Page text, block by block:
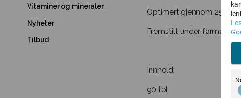
Vitaminer og mineraler
Nyheter
Tilbud
Optimert gjennom 25 års
Fremstilt under
Innhold:
90 tbl